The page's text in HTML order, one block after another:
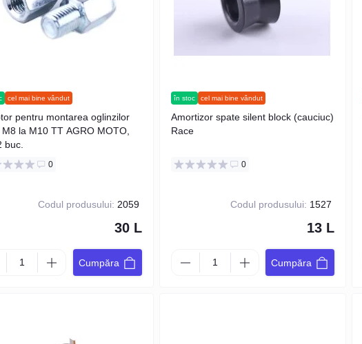
cel mai bine vândut
pentru montarea oglinzilor
la M10 TT AGRO MOTO,
buc.
0
Codul produsului: 2059
30 L
Cumpăra
în stoc cel mai bine vândut
Amortizor spate silent block (cauciuc)
Race
0
Codul produsului: 1527
13 L
Cumpăra